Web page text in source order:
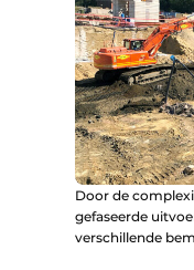
Door de
gefaseerde
verschillende